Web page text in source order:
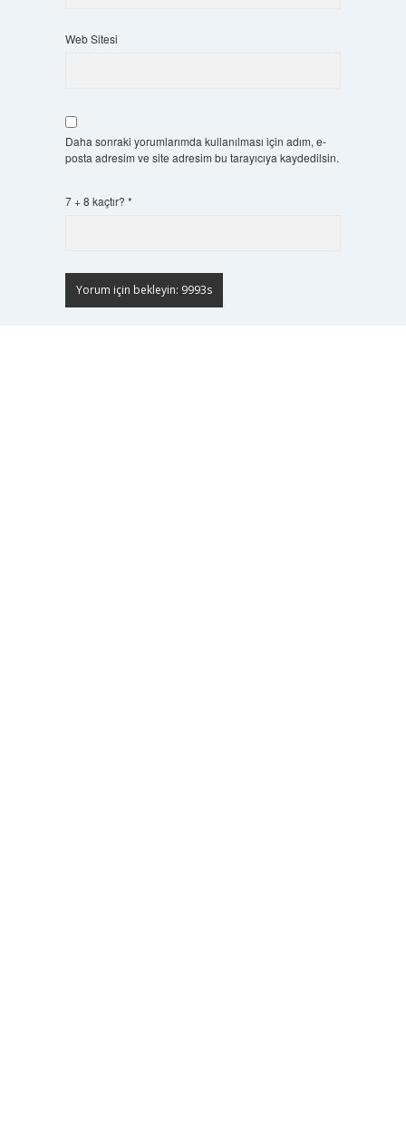
Web Sitesi
Daha sonraki yorumlarımda kullanılması için adım, e-
posta adresim ve site adresim bu tarayıcıya kaydedilsin.
7 + 8 kaçtır? *